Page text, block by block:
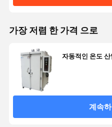
가장 저렴 한 가격 으로
자동적인 온도 산
계속